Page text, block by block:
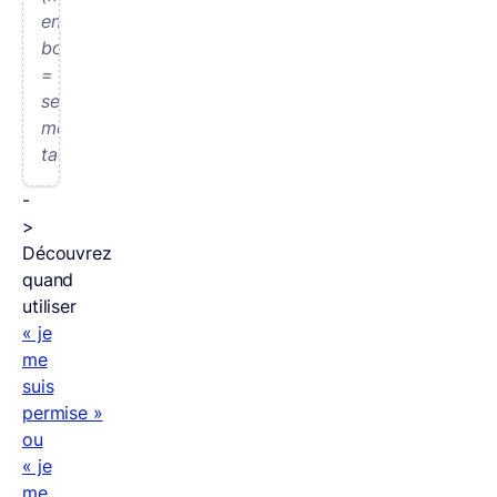
en
boîte
=
se
moquer,
taquiner)
-
>
Découvrez
quand
utiliser
« je
me
suis
permise »
ou
« je
me